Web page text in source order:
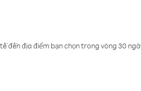
đến địa điểm bạn chọn trong vòng 30